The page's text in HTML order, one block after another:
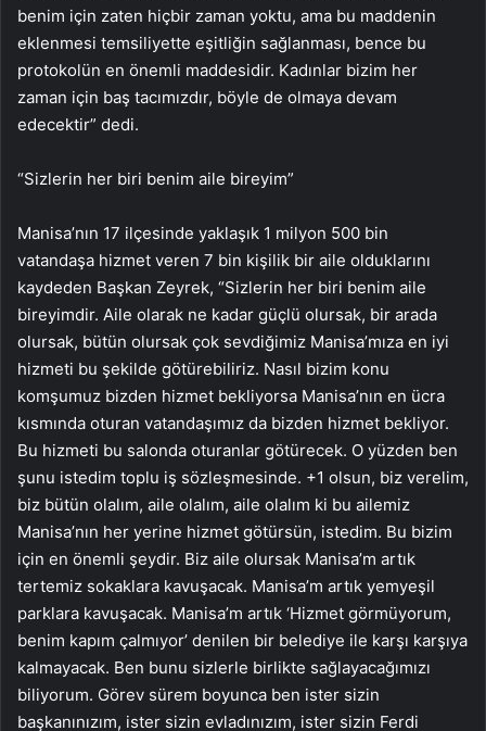
benim için zaten hiçbir zaman yoktu, ama bu maddenin
eklenmesi temsiliyette eşitliğin sağlanması, bence bu
protokolün en önemli maddesidir. Kadınlar bizim her
zaman için baş tacımızdır, böyle de olmaya devam
edecektir” dedi.
“Sizlerin her biri benim aile bireyim”
Manisa’nın 17 ilçesinde yaklaşık 1 milyon 500 bin
vatandaşa hizmet veren 7 bin kişilik bir aile olduklarını
kaydeden Başkan Zeyrek, “Sizlerin her biri benim aile
bireyimdir. Aile olarak ne kadar güçlü olursak, bir arada
olursak, bütün olursak çok sevdiğimiz Manisa’mıza en iyi
hizmeti bu şekilde götürebiliriz. Nasıl bizim konu
komşumuz bizden hizmet bekliyorsa Manisa’nın en ücra
kısmında oturan vatandaşımız da bizden hizmet bekliyor.
Bu hizmeti bu salonda oturanlar götürecek. O yüzden ben
şunu istedim toplu iş sözleşmesinde. +1 olsun, biz verelim,
biz bütün olalım, aile olalım, aile olalım ki bu ailemiz
Manisa’nın her yerine hizmet götürsün, istedim. Bu bizim
için en önemli şeydir. Biz aile olursak Manisa’m artık
tertemiz sokaklara kavuşacak. Manisa’m artık yemyeşil
parklara kavuşacak. Manisa’m artık ‘Hizmet görmüyorum,
benim kapım çalmıyor’ denilen bir belediye ile karşı karşıya
kalmayacak. Ben bunu sizlerle birlikte sağlayacağımızı
biliyorum. Görev sürem boyunca ben ister sizin
başkanınızım, ister sizin evladınızım, ister sizin Ferdi